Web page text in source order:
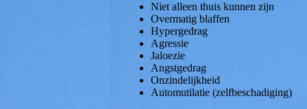
Niet alleen thuis kunnen zijn
Overmatig blaffen
Hypergedrag
Agressie
Jaloezie
Angstgedrag
Onzindelijkheid
Automutilatie (zelfbeschadiging)